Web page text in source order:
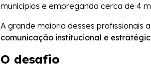
municípios e empregando cerca de 4
A grande maioria desses profissionais
comunicação institucional e
O desafio